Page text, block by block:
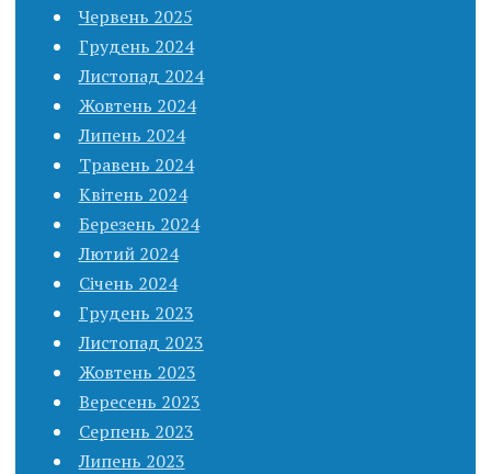
Червень 2025
Грудень 2024
Листопад 2024
Жовтень 2024
Липень 2024
Травень 2024
Квітень 2024
Березень 2024
Лютий 2024
Січень 2024
Грудень 2023
Листопад 2023
Жовтень 2023
Вересень 2023
Серпень 2023
Липень 2023